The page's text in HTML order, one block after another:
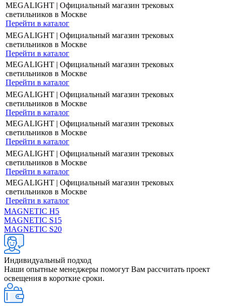
MEGALIGHT | Официальный магазин трековых
светильников в Москве
Перейти в каталог
MEGALIGHT | Официальный магазин трековых
светильников в Москве
Перейти в каталог
MEGALIGHT | Официальный магазин трековых
светильников в Москве
Перейти в каталог
MEGALIGHT | Официальный магазин трековых
светильников в Москве
Перейти в каталог
MEGALIGHT | Официальный магазин трековых
светильников в Москве
Перейти в каталог
MEGALIGHT | Официальный магазин трековых
светильников в Москве
Перейти в каталог
MEGALIGHT | Официальный магазин трековых
светильников в Москве
Перейти в каталог
MAGNETIC Н5
MAGNETIC S15
MAGNETIC S20
Индивидуальный подход
Наши опытные менеджеры помогут Вам рассчитать проект
освещения в короткие сроки.